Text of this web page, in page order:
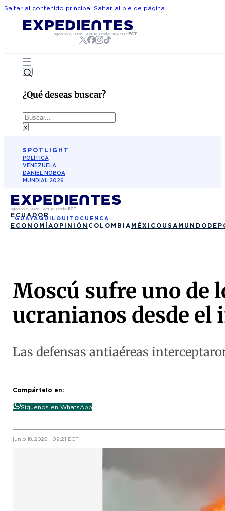
Saltar al contenido principal Saltar al pie de página
agosto 6, 2026 |Actualizado01:48:08 ECT
¿Qué deseas buscar?
Buscar
×
SPOTLIGHT
POLÍTICA
VENEZUELA
DANIEL NOBOA
MUNDIAL 2026
agosto 6, 2026| Actualizado ECT
ECUADOR
GUAYAQUIL QUITO CUENCA
ECONOMÍAOPINIÓN COLOMBIA MÉXICO USA MUNDO
Moscú sufre uno de
ucranianos desde
Las defensas antiaéreas
Compártelo en:
Síguenos en WhatsApp
junio 18, 2026 | 09:21 ECT